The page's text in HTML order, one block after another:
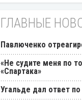
ГЛАВНЫЕ
Павлюченко
«Не судите меня по
«Спартака»
Угальде дал ответ